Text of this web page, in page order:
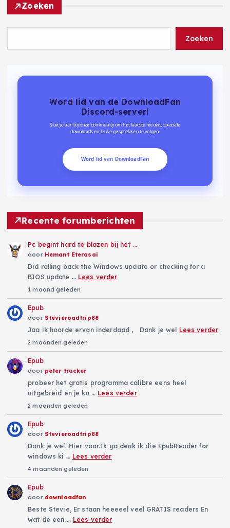
Zoeken
Zoeken
Word lid van de DownloadFan
Discord-server!
Sluit je aan bij onze community om het laatste nieuws, speciale
downloads en leuke gesprekken te volgen.
Word lid van DownloadFan
Recente forumberichten
Pc begint hard te blazen bij het …
door Hemant Eterasai
Did rolling back the Windows update or checking for a
BIOS update … Lees verder
1 maand geleden
Epub
door Stevieroadtrip88
Jaa ik hoorde ervan inderdaad , Dank je wel Lees verder
2 maanden geleden
Epub
door peter trucker
probeer het gratis programma calibre eens heel
uitgebreid en je ku … Lees verder
2 maanden geleden
Epub
door Stevieroadtrip88
Dank je wel .Hier voor.Ik ga denk ik die EpubReader for
windows ki … Lees verder
4 maanden geleden
Epub
door downloadfan
Beste Stevie, Er staan heeeeel veel GRATIS readers En
wat de een … Lees verder